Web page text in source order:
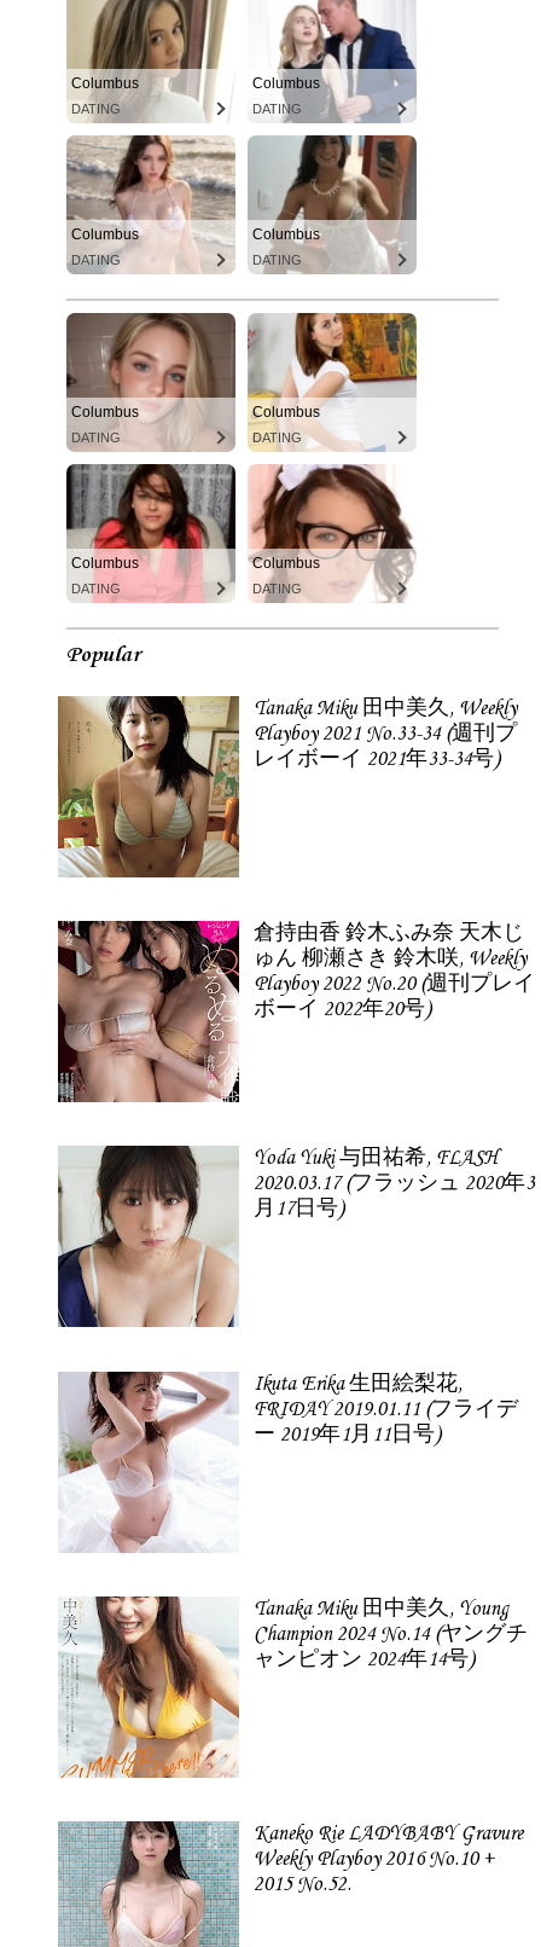
Columbus
DATING
Columbus
DATING
Columbus
DATING
Columbus
DATING
Columbus
DATING
Columbus
DATING
Columbus
DATING
Columbus
DATING
Popular
Tanaka Miku 田中美久, Weekly
Playboy 2021 No.33-34 (週刊プ
レイボーイ 2021年33-34号)
倉持由香 鈴木ふみ奈 天木じ
ゅん 柳瀬さき 鈴木咲, Weekly
Playboy 2022 No.20 (週刊プレイ
ボーイ 2022年20号)
Yoda Yuki 与田祐希, FLASH
2020.03.17 (フラッシュ 2020年3
月17日号)
Ikuta Erika 生田絵梨花,
FRIDAY 2019.01.11 (フライデ
ー 2019年1月11日号)
Tanaka Miku 田中美久, Young
Champion 2024 No.14 (ヤングチ
ャンピオン 2024年14号)
Kaneko Rie LADYBABY Gravure
Weekly Playboy 2016 No.10 +
2015 No.52.